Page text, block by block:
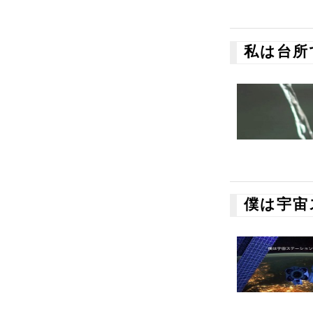
私は台
僕は宇